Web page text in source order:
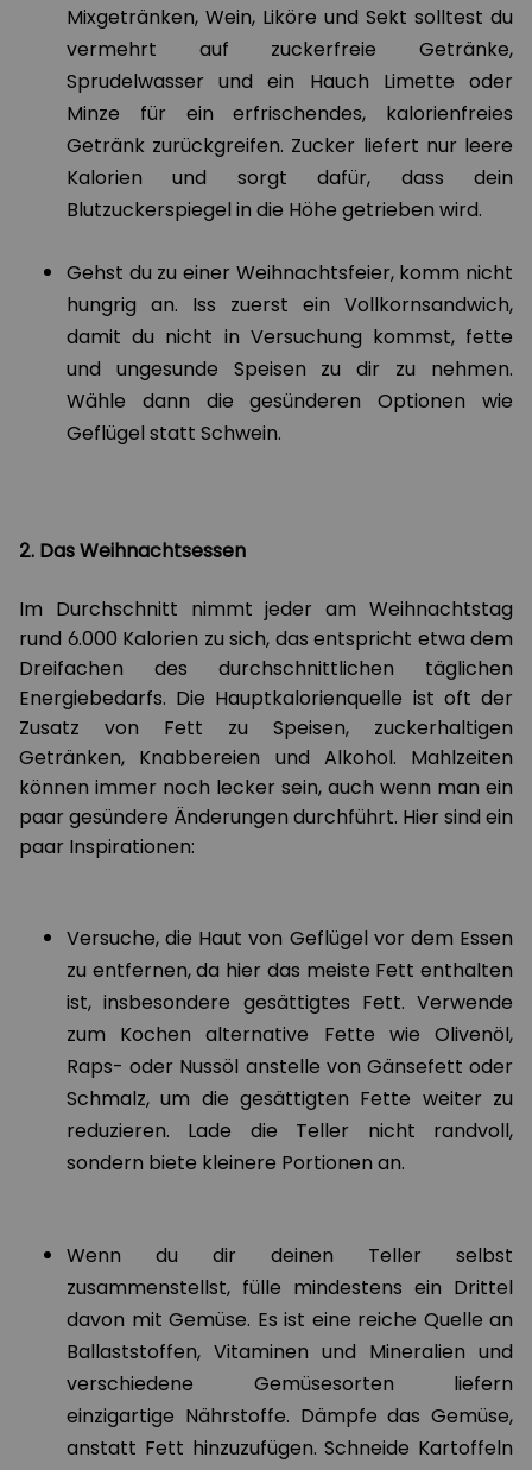
Mixgetränken, Wein, Liköre und Sekt solltest du
vermehrt auf zuckerfreie Getränke,
Sprudelwasser und ein Hauch Limette oder
Minze für ein erfrischendes, kalorienfreies
Getränk zurückgreifen. Zucker liefert nur leere
Kalorien und sorgt dafür, dass dein
Blutzuckerspiegel in die Höhe getrieben wird.
Gehst du zu einer Weihnachtsfeier, komm nicht
hungrig an. Iss zuerst ein Vollkornsandwich,
damit du nicht in Versuchung kommst, fette
und ungesunde Speisen zu dir zu nehmen.
Wähle dann die gesünderen Optionen wie
Geflügel statt Schwein.
2. Das Weihnachtsessen
Im Durchschnitt nimmt jeder am Weihnachtstag
rund 6.000 Kalorien zu sich, das entspricht etwa dem
Dreifachen des durchschnittlichen täglichen
Energiebedarfs. Die Hauptkalorienquelle ist oft der
Zusatz von Fett zu Speisen, zuckerhaltigen
Getränken, Knabbereien und Alkohol. Mahlzeiten
können immer noch lecker sein, auch wenn man ein
paar gesündere Änderungen durchführt. Hier sind ein
paar Inspirationen:
Versuche, die Haut von Geflügel vor dem Essen
zu entfernen, da hier das meiste Fett enthalten
ist, insbesondere gesättigtes Fett. Verwende
zum Kochen alternative Fette wie Olivenöl,
Raps- oder Nussöl anstelle von Gänsefett oder
Schmalz, um die gesättigten Fette weiter zu
reduzieren. Lade die Teller nicht randvoll,
sondern biete kleinere Portionen an.
Wenn du dir deinen Teller selbst
zusammenstellst, fülle mindestens ein Drittel
davon mit Gemüse. Es ist eine reiche Quelle an
Ballaststoffen, Vitaminen und Mineralien und
verschiedene Gemüsesorten liefern
einzigartige Nährstoffe. Dämpfe das Gemüse,
anstatt Fett hinzuzufügen. Schneide Kartoffeln